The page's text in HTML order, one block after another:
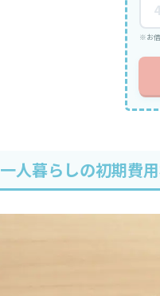
※お借
一人暮らしの初期費